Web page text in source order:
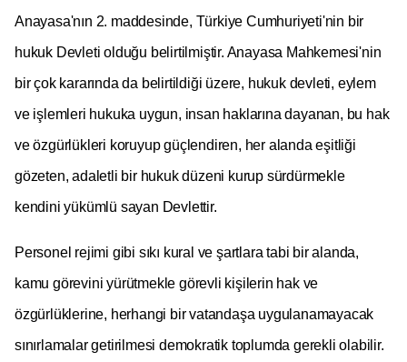
Anayasa'nın 2. maddesinde, Türkiye Cumhuriyeti'nin bir
hukuk Devleti olduğu belirtilmiştir. Anayasa Mahkemesi'nin
bir çok kararında da belirtildiği üzere, hukuk devleti, eylem
ve işlemleri hukuka uygun, insan haklarına dayanan, bu hak
ve özgürlükleri koruyup güçlendiren, her alanda eşitliği
gözeten, adaletli bir hukuk düzeni kurup sürdürmekle
kendini yükümlü sayan Devlettir.
Personel rejimi gibi sıkı kural ve şartlara tabi bir alanda,
kamu görevini yürütmekle görevli kişilerin hak ve
özgürlüklerine, herhangi bir vatandaşa uygulanamayacak
sınırlamalar getirilmesi demokratik toplumda gerekli olabilir.